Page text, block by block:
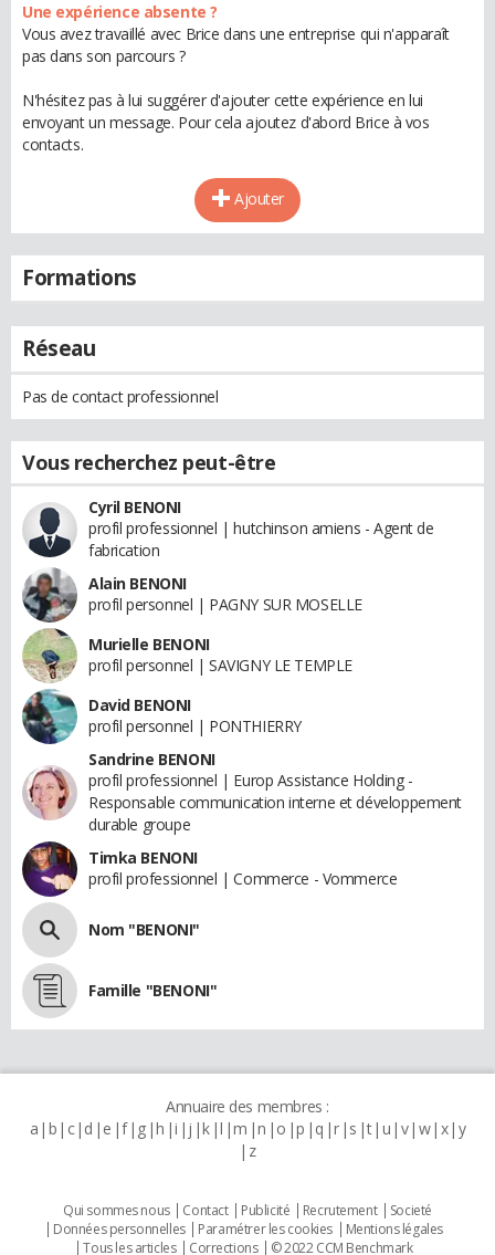
Une expérience absente ?
Vous avez travaillé avec Brice dans une entreprise qui n'apparaît
pas dans son parcours ?
N'hésitez pas à lui suggérer d'ajouter cette expérience en lui
envoyant un message. Pour cela ajoutez d'abord Brice à vos
contacts.
Ajouter
Formations
Réseau
Pas de contact professionnel
Vous recherchez peut-être
Cyril BENONI
profil professionnel | hutchinson amiens - Agent de
fabrication
Alain BENONI
profil personnel | PAGNY SUR MOSELLE
Murielle BENONI
profil personnel | SAVIGNY LE TEMPLE
David BENONI
profil personnel | PONTHIERRY
Sandrine BENONI
profil professionnel | Europ Assistance Holding -
Responsable communication interne et développement
durable groupe
Timka BENONI
profil professionnel | Commerce - Vommerce
Nom "BENONI"
Famille "BENONI"
Annuaire des membres :
a b c d e f g h i j k l m n o p q r s t u v w x y
z
Qui sommes nous Contact Publicité Recrutement
Societé
Données personnelles
Paramétrer les cookies
Mentions légales
Tous les articles
Corrections © 2022 CCM Benchmark